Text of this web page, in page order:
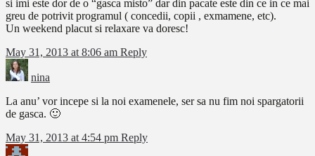
si imi este dor de o “gasca misto” dar din pacate este din ce in ce mai
greu de potrivit programul ( concedii, copii , exmamene, etc).
Un weekend placut si relaxare va doresc!
May 31, 2013 at 8:06 am Reply
nina
La anu’ vor incepe si la noi examenele, ser sa nu fim noi spargatorii
de gasca. 🙂
May 31, 2013 at 4:54 pm Reply